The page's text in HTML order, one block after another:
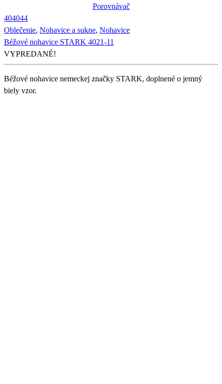
Porovnávač
404044
Oblečenie, Nohavice a sukne, Nohavice
Béžové nohavice STARK 4021-11
VYPREDANÉ!
Béžové nohavice nemeckej značky STARK, doplnené o jemný
biely vzor.